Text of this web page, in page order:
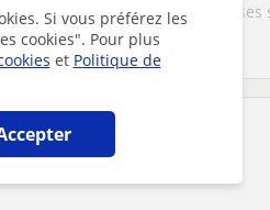
Si vous préférez les
cookies". Pour plus
et Politique de
De Danse" vous propose
de danseur profess...